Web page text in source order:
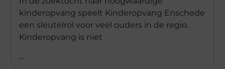
kinderopvang speelt Kinderopvang Enschede
een sleutelrol voor veel ouders in de regio.
Kinderopvang is niet
...